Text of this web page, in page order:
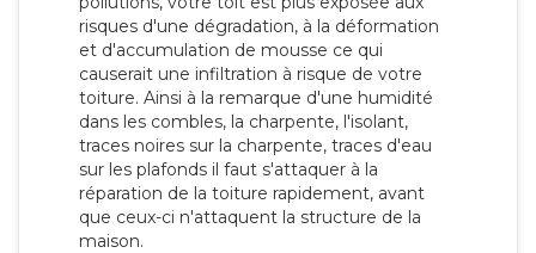
risques d'une dégradation, à la déformation
et d'accumulation de mousse ce qui
causerait une infiltration à risque de votre
toiture. Ainsi à la remarque d'une humidité
dans les combles, la charpente, l'isolant,
traces noires sur la charpente, traces d'eau
sur les plafonds il faut s'attaquer à la
réparation de la toiture rapidement, avant
que ceux-ci n'attaquent la structure de la
maison.